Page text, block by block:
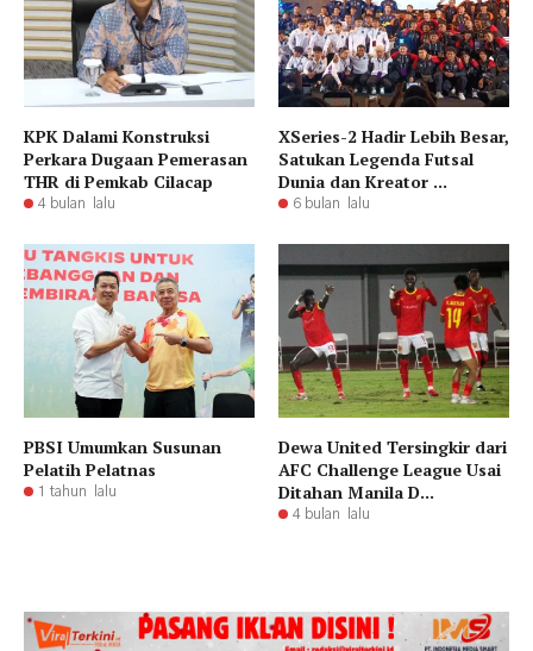
KPK Dalami Konstruksi
Perkara Dugaan Pemerasan
THR di Pemkab Cilacap
4 bulan lalu
XSeries-2 Hadir Lebih Besar,
Satukan Legenda Futsal
Dunia dan Kreator ...
6 bulan lalu
PBSI Umumkan Susunan
Pelatih Pelatnas
1 tahun lalu
Dewa United Tersingkir dari
AFC Challenge League Usai
Ditahan Manila D...
4 bulan lalu